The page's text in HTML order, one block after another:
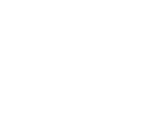
связанных с